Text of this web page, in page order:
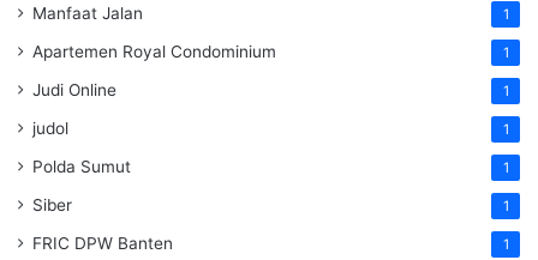
Manfaat Jalan 1
Apartemen Royal Condominium 1
Judi Online 1
judol 1
Polda Sumut 1
Siber 1
FRIC DPW Banten 1